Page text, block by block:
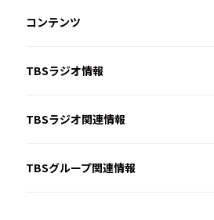
コンテンツ
TBSラジオ情報
TBSラジオ関連情報
TBSグループ関連情報